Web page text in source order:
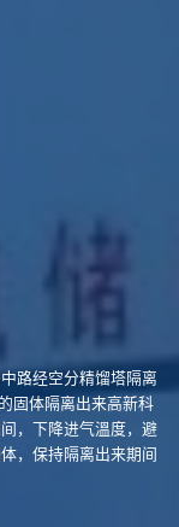
路经空分精馏塔隔离
固体隔离出来高新科
，下降进气溫度，避
，保持隔离出来期间